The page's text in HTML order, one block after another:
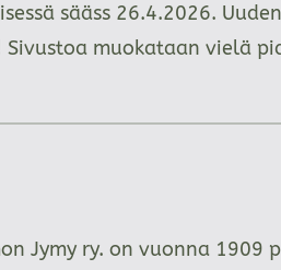
sääss 26.4.2026.
muokataan vielä
Jymy ry. on vuonna 1909